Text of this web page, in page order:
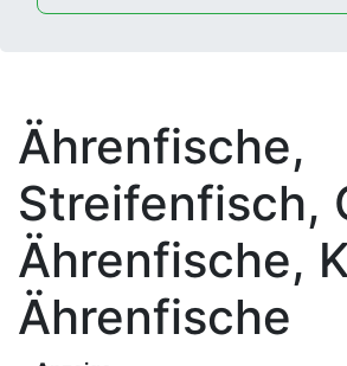
Ährenfische,
Streifenfisch,
Ährenfische,
Ährenfische